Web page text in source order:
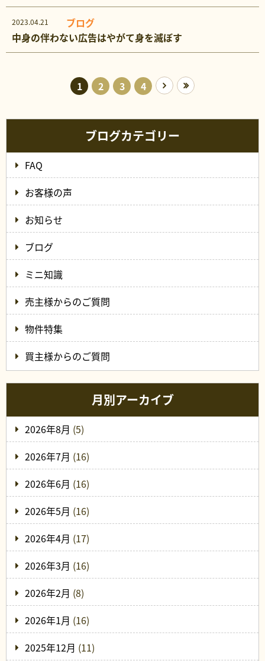
2023.04.21
ブログ
中身の伴わない広告はやがて身を滅ぼす
1 2 3 4
ブログカテゴリー
FAQ
お客様の声
お知らせ
ブログ
ミニ知識
売主様からのご質問
物件特集
買主様からのご質問
月別アーカイブ
2026年8月 (5)
2026年7月 (16)
2026年6月 (16)
2026年5月 (16)
2026年4月 (17)
2026年3月 (16)
2026年2月 (8)
2026年1月 (16)
2025年12月 (11)